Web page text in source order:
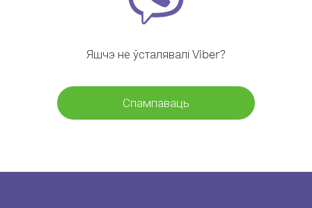
Яшчэ не ўсталявалі Viber?
Спампаваць